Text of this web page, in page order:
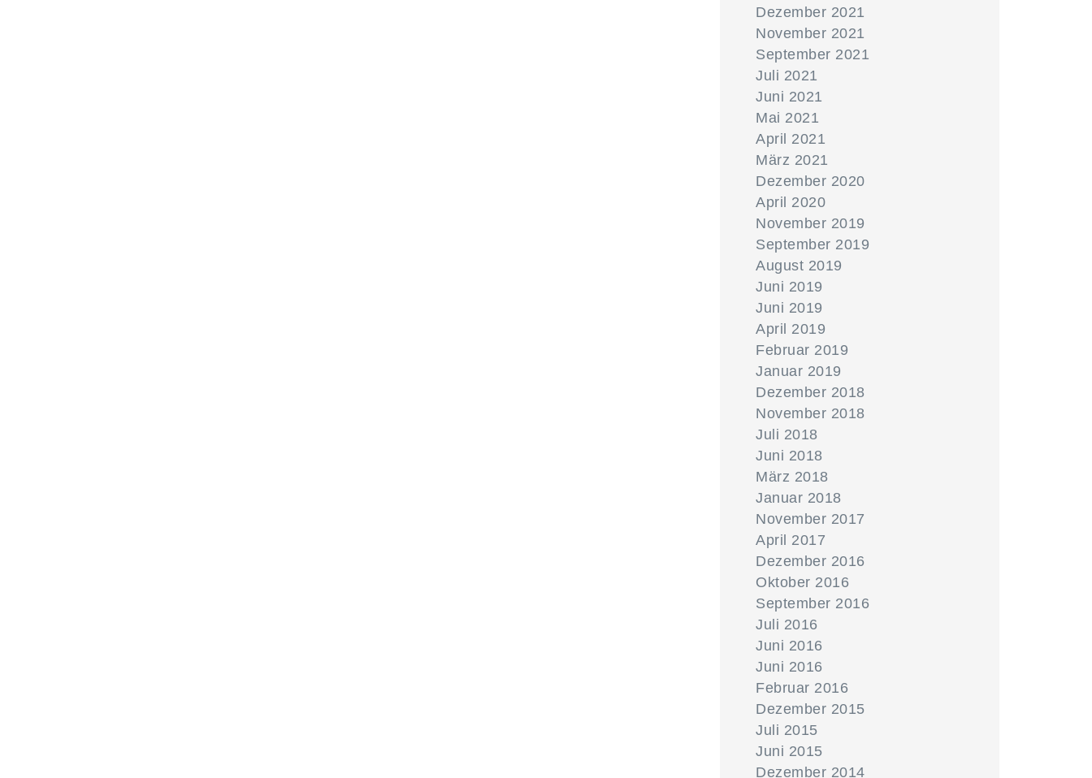
Dezember 2021
November 2021
September 2021
Juli 2021
Juni 2021
Mai 2021
April 2021
März 2021
Dezember 2020
April 2020
November 2019
September 2019
August 2019
Juni 2019
Juni 2019
April 2019
Februar 2019
Januar 2019
Dezember 2018
November 2018
Juli 2018
Juni 2018
März 2018
Januar 2018
November 2017
April 2017
Dezember 2016
Oktober 2016
September 2016
Juli 2016
Juni 2016
Juni 2016
Februar 2016
Dezember 2015
Juli 2015
Juni 2015
Dezember 2014